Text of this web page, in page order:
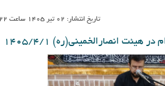
تاريخ انتشار: 02 تير 1405 ساعت 02:12:22
انصارالخمینی(ره) 1405/4/1